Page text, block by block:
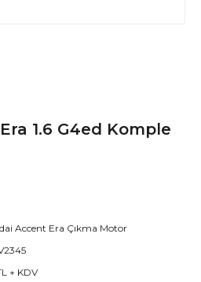
1.6 G4ed Komple
Accent Era Çıkma Motor
+ KDV